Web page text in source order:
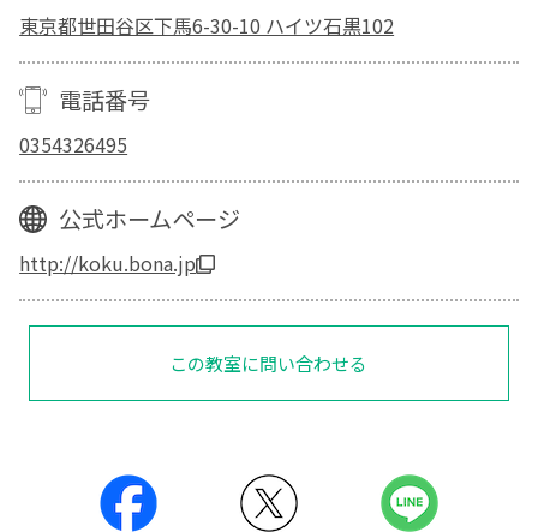
東京都世田谷区下馬6-30-10 ハイツ石黒102
電話番号
0354326495
公式ホームページ
http://koku.bona.jp
この教室に問い合わせる